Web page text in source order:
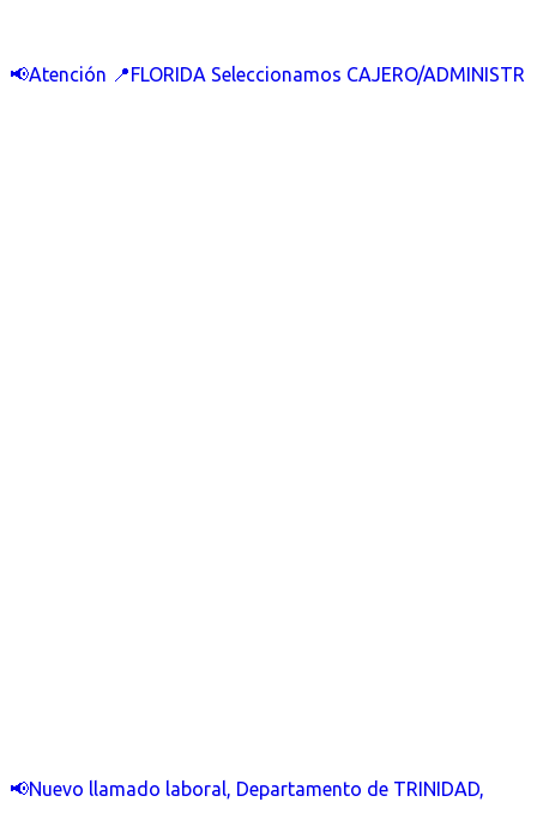
📢Atención 📍FLORIDA Seleccionamos CAJERO/ADMINISTR
📢Nuevo llamado laboral, Departamento de TRINIDAD,